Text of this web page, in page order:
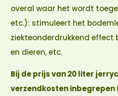
overal waar het wordt
etc.): stimuleert het
ziekteonderdrukkend
en dieren, etc.
Bij de prijs van 20 liter
verzendkosten